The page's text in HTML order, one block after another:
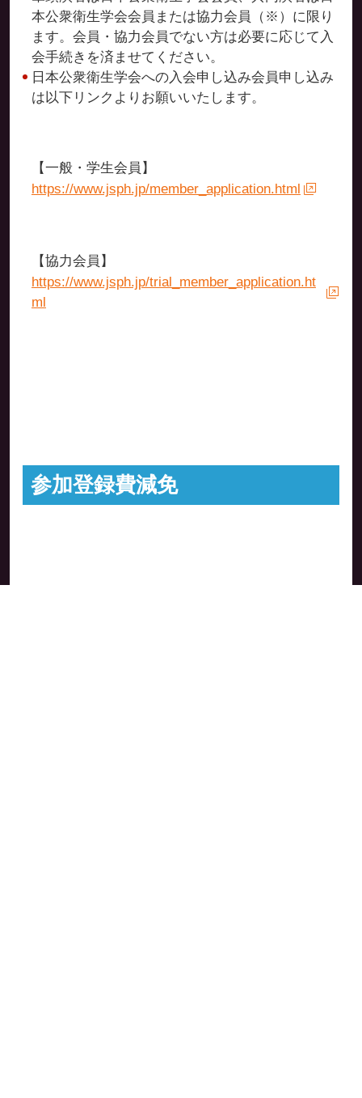
本公衆衛生学会会員または協力会員（※）に限り
ます。会員・協力会員でない方は必要に応じて入
会手続きを済ませてください。
日本公衆衛生学会への入会申し込み会員申し込み
は以下リンクよりお願いいたします。
【一般・学生会員】
https://www.jsph.jp/member_application.html
【協力会員】
https://www.jsph.jp/trial_member_application.ht
ml
参加登録費減免